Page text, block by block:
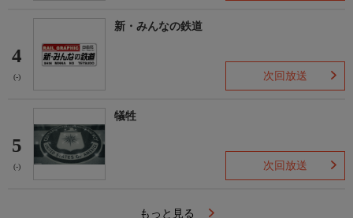
4
(-)
新・みんなの鉄道
次回放送
5
(-)
犠牲
次回放送
もっと見る